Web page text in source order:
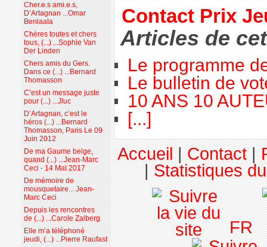
Contact Prix
Articles de
Le programme
Le bulletin de
10 ANS 10
[...]
Cher.e.s ami.e.s,
D’Artagnan ...Omar
Benlaala
Chères toutes et chers
tous, (...) ...Sophie Van
Der Linden
Chers amis du Gers.
Dans ce (...) ...Bernard
Thomasson
C’est un message juste
pour (...) ...Jluc
D’Artagnan, c’est le
héros (...) ...Bernard
Thomasson, Paris Le 09
Juin 2012
De ma Gaume belge,
quand (...) ...Jean-Marc
Ceci - 14 Mai 2017
De mémoire de
mousquetaire... Jean-
Marc Ceci
Depuis les rencontres
de (...) ...Carole Zalberg
Elle m’a téléphoné
jeudi, (...) ...Pierre Raufast
Accueil|Contact|
|Statistiques
FR